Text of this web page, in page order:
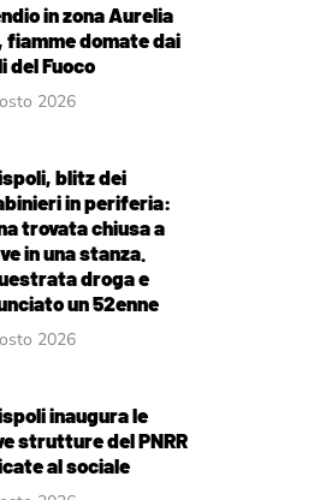
in zona Aurelia
fiamme domate dai
del Fuoco
2026
blitz dei
in periferia:
trovata chiusa a
in una stanza.
droga e
un 52enne
2026
inaugura le
strutture del PNRR
al sociale